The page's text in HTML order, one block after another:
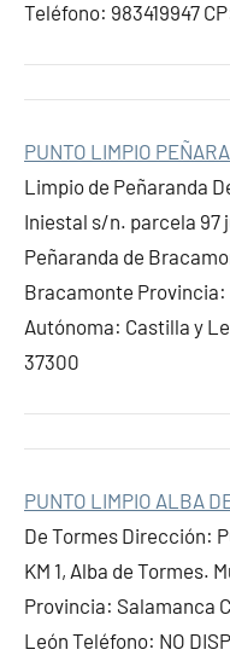
Teléfono: 983419947
PUNTO LIMPIO
Limpio de Peñaranda
Iniestal s/n. parcela 97
Peñaranda de
Bracamonte
Autónoma: Castilla y
37300
PUNTO LIMPIO ALBA
De Tormes Dirección:
KM 1, Alba de Tormes.
Provincia: Salamanca
León Teléfono: NO